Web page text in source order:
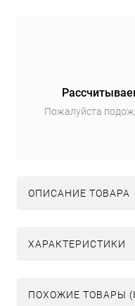
Пожалуйста
ОПИСАНИЕ ТОВАРА
ХАРАКТЕРИСТИКИ
ПОХОЖИЕ ТОВАРЫ